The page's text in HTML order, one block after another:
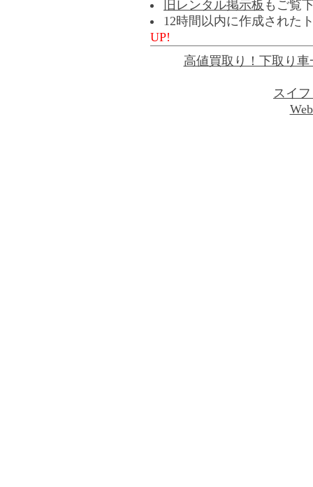
旧レンタル掲示板 もご覧
12時間以内に作成された
UP!
高値買取り！下取り車
スイ